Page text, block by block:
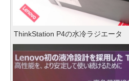
ThinkStation P4の水冷ラジエータ